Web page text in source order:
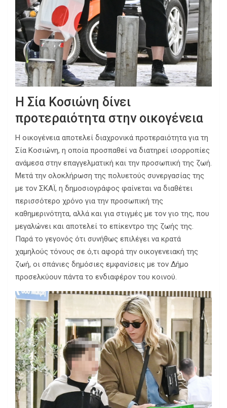
Η Σία Κοσιώνη δίνει
προτεραιότητα στην οικογένεια
Η οικογένεια αποτελεί διαχρονικά προτεραιότητα για τη
Σία Κοσιώνη, η οποία προσπαθεί να διατηρεί ισορροπίες
ανάμεσα στην επαγγελματική και την προσωπική της ζωή.
Μετά την ολοκλήρωση της πολυετούς συνεργασίας της
με τον ΣΚΑΪ, η δημοσιογράφος φαίνεται να διαθέτει
περισσότερο χρόνο για την προσωπική της
καθημερινότητα, αλλά και για στιγμές με τον γιο της, που
μεγαλώνει και αποτελεί το επίκεντρο της ζωής της.
Παρά το γεγονός ότι συνήθως επιλέγει να κρατά
χαμηλούς τόνους σε ό,τι αφορά την οικογενειακή της
ζωή, οι σπάνιες δημόσιες εμφανίσεις με τον Δήμο
προσελκύουν πάντα το ενδιαφέρον του κοινού.